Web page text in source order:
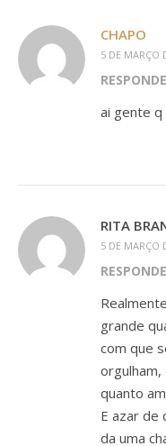
CHAPO
5 DE MARÇO
ai gente
RITA
5 DE MARÇO
grande
com que
quanto
E azar de
da uma